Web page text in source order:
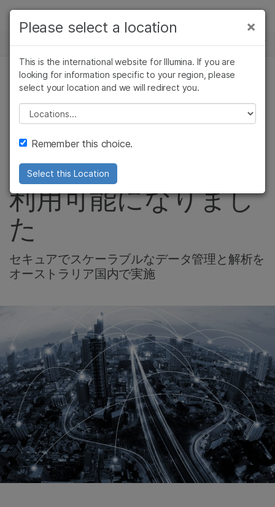
Skip to content
ソリューション
ラーニング
企業情報
サポート
お気に入りの分野を選択
ニュースセンター
BaseSpace
Sequence Hubがオ
ーストラリア国内で
利用可能になりまし
た
セキュアでスケーラブルなデータ管理と解析を
オーストラリア国内で実施
×
Please select a location
This is the international website for Illumina. If you are
looking for information specific to your region, please
select your location and we will redirect you.
Please select a location
Remember this choice.
Select this Location
×
がん研究
微生物研究
農学研究
複雑な疾患
臨床オンコロジー
生殖医学
患研究